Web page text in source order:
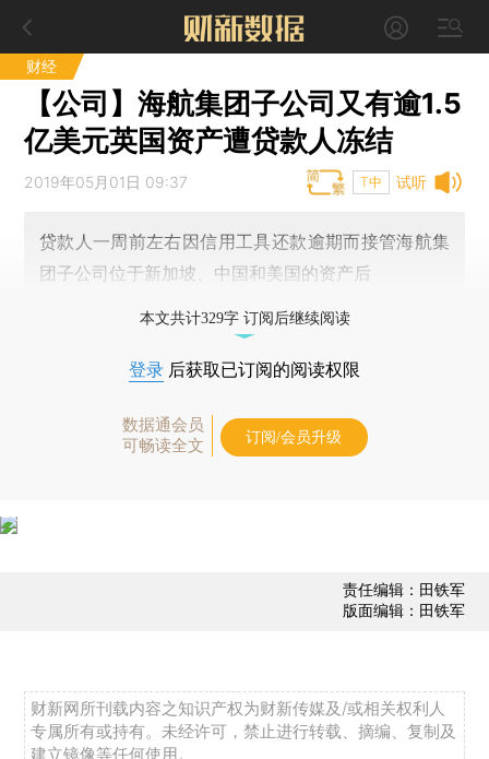
财经
【公司】海航集团子公司又有逾1.5
亿美元英国资产遭贷款人冻结
试听
2019年05月01日 09:37 T中
贷款人一周前左右因信用工具还款逾期而接管海航集
团子公司位于新加坡、中国和美国的资产后
本文共计329字 订阅后继续阅读
登录 后获取已订阅的阅读权限
数据通会员
可畅读全文
订阅/会员升级
责任编辑：田铁军
版面编辑：田铁军
财新网所刊载内容之知识产权为财新传媒及/或相关权利人
专属所有或持有。未经许可，禁止进行转载、摘编、复制及
建立镜像等任何使用。